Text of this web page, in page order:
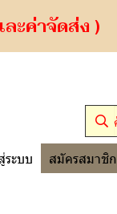
ะค่าจัดส่ง )
ระบบ สมัครสมาชิก